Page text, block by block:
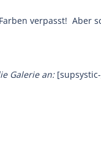
verpasst! Aber
Galerie an: [supsystic-